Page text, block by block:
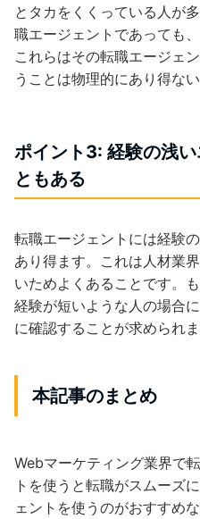
とタカをくくっている人が
職エージェントであっても
これらはその転職エージェ
うことは物理的にあり得ない
ポイント3: 経験の浅
ともある
転職エージェントには経験
あり得ます。これは人材業
いためよくあることです。
経験が短いような人の場合
に確認することが求められま
本記事のまとめ
Webマーケティング業界で
トを使うと転職がスムーズ
ェントを使うのがおすすめ